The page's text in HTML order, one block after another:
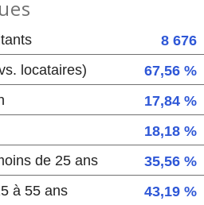
8 676
locataires)
67,56 %
17,84 %
18,18 %
de 25 ans
35,56 %
à 55 ans
43,19 %